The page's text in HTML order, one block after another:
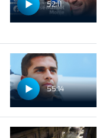
52:11
55:14